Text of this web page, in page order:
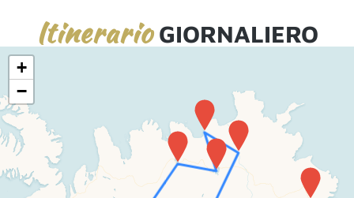
ItinerarioGIORNALIERO
+
−